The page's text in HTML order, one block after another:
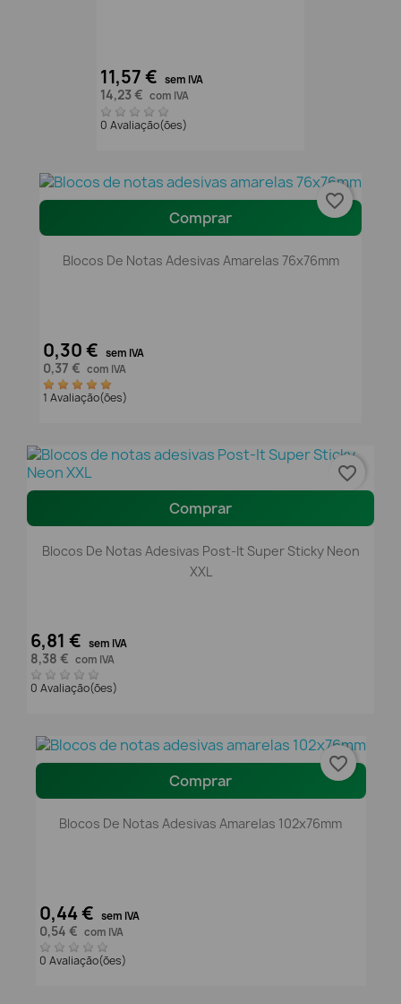
11,57 € sem IVA
14,23 € com IVA
0 Avaliação(ões)
Comprar
Blocos De Notas Adesivas Amarelas 76x76mm
0,30 € sem IVA
0,37 € com IVA
1 Avaliação(ões)
favorite_border
Comprar
Blocos De Notas Adesivas Post-It Super Sticky Neon
XXL
6,81 € sem IVA
8,38 € com IVA
0 Avaliação(ões)
favorite_border
Comprar
Blocos De Notas Adesivas Amarelas 102x76mm
0,44 € sem IVA
0,54 € com IVA
0 Avaliação(ões)
favorite_border